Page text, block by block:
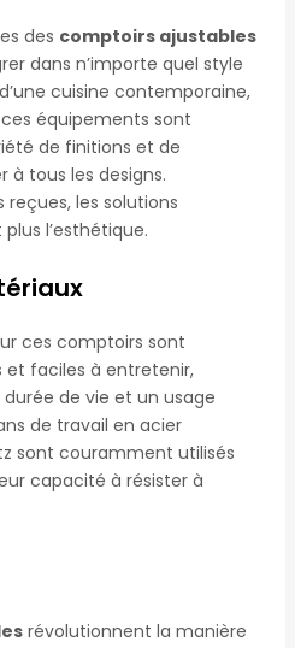
des comptoirs ajustables
dans n’importe quel style
cuisine contemporaine,
équipements sont
de finitions et de
à tous les designs.
les solutions
l’esthétique.
ces comptoirs sont
faciles à entretenir,
de vie et un usage
de travail en acier
sont couramment utilisés
capacité à résister à
révolutionnent la manière